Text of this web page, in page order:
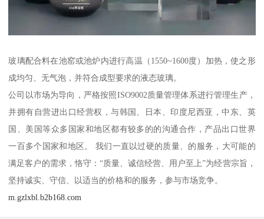
玻璃配合料在池窑或池炉内进行高温（1550~1600度）加热，使之形
成均匀、无气泡，并符合成型要求的液态玻璃。
公司以市场为导向，严格按照ISO9002质量管理体系进行管理生产，
并拥有自营进出口经营权，与韩国、日本、印度尼西亚，中东、英
国、美国等众多国家和地区都有较多的的沟通合作，产品出口世界
一百多个国家和地区。 我们一直以过硬的质量、的服务，大可能的
满足客户的需求，恪守：“质量、诚信经营、用户至上”为经营宗旨，
坚持诚实、守信、以适当的价格和的服务，参与市场竞争。
m.gzlxbl.b2b168.com